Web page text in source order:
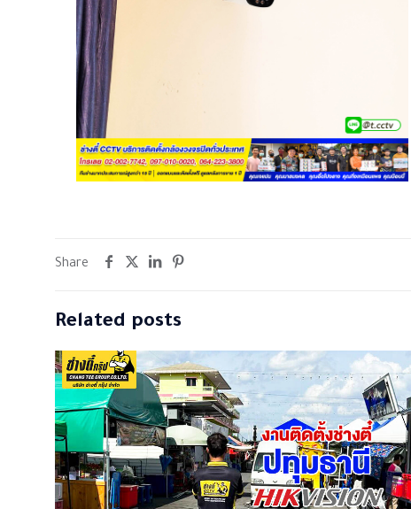
Share
Related posts